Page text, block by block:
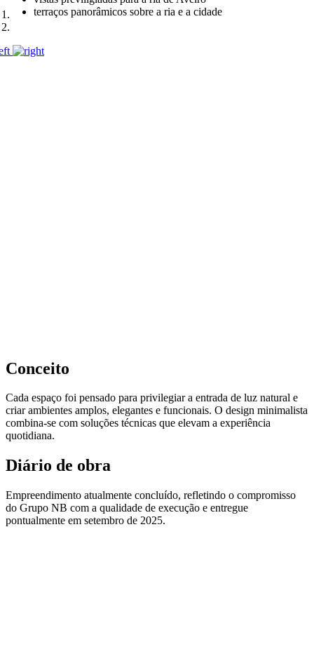
terraços panorâmicos sobre a ria e a cidade
Conceito
Cada espaço foi pensado para privilegiar a entrada de luz natural e
criar ambientes amplos, elegantes e funcionais. O design minimalista
combina-se com soluções técnicas que elevam a experiência
quotidiana.
Diário de obra
Empreendimento atualmente concluído, refletindo o compromisso
do Grupo NB com a qualidade de execução e entregue
pontualmente em setembro de 2025.